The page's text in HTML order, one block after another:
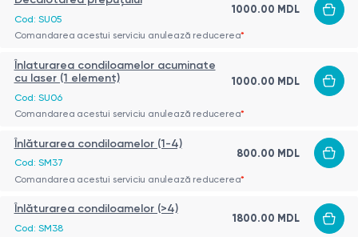
Cod: SU05
1000.00 MDL
Comandarea acestui serviciu anulează reducerea*
Înlaturarea condiloamelor acuminate
cu laser (1 element)
Cod: SU06
1000.00 MDL
Comandarea acestui serviciu anulează reducerea*
Înlăturarea condiloamelor (1-4)
Cod: SM37
800.00 MDL
Comandarea acestui serviciu anulează reducerea*
Înlăturarea condiloamelor (>4)
Cod: SM38
1800.00 MDL